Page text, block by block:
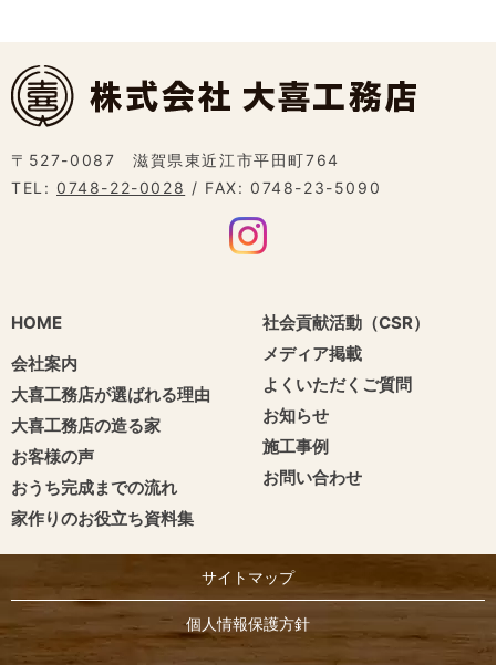
〒527-0087 滋賀県東近江市平田町764
TEL: 0748-22-0028 / FAX: 0748-23-5090
HOME
会社案内
大喜工務店が選ばれる理由
大喜工務店の造る家
お客様の声
おうち完成までの流れ
家作りのお役立ち資料集
社会貢献活動（CSR）
メディア掲載
よくいただくご質問
お知らせ
施工事例
お問い合わせ
サイトマップ
個人情報保護方針